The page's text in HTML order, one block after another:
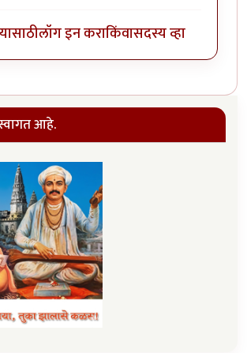
लॉग इन कराकिंवासदस्य व्हा
आहे.